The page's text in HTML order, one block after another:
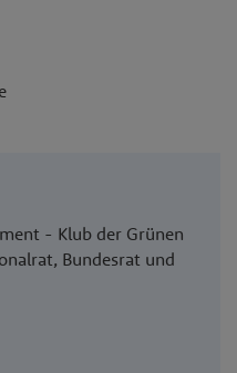
- Klub der Grünen
Bundesrat und